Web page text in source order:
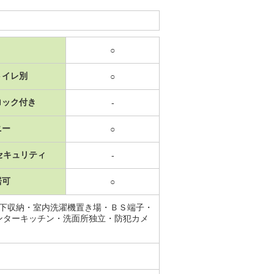
○
レ別 ○
ク付き -
ー ○
キュリティ -
可 ○
収納・室内洗濯機置き場・ＢＳ端子・
ーキッチン・洗面所独立・防犯カメ